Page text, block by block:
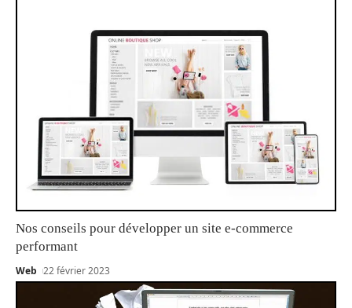
Nos conseils pour développer un site e-commerce
performant
Web 22 février 2023